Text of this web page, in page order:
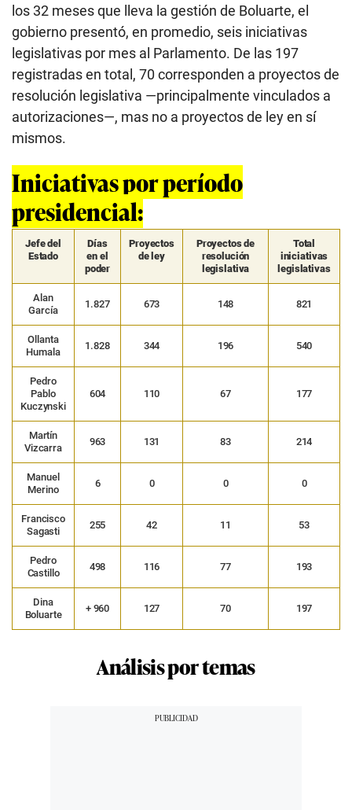
los 32 meses que lleva la gestión de Boluarte, el
gobierno presentó, en promedio, seis iniciativas
legislativas por mes al Parlamento. De las 197
registradas en total, 70 corresponden a proyectos de
resolución legislativa —principalmente vinculados a
autorizaciones—, mas no a proyectos de ley en sí
mismos.
Iniciativas por período
presidencial:
Jefe del
Estado
Días
en el
poder
Proyectos
de ley
Proyectos de
resolución
legislativa
Total
iniciativas
legislativas
Alan
García
1.827 673 148 821
Ollanta
Humala
1.828 344 196 540
Pedro
Pablo
Kuczynski
604 110 67 177
Martín
Vizcarra
963 131 83 214
Manuel
Merino
6 0 0 0
Francisco
Sagasti
255 42 11 53
Pedro
Castillo
498 116 77 193
Dina
Boluarte
+ 960 127 70 197
Análisis por temas